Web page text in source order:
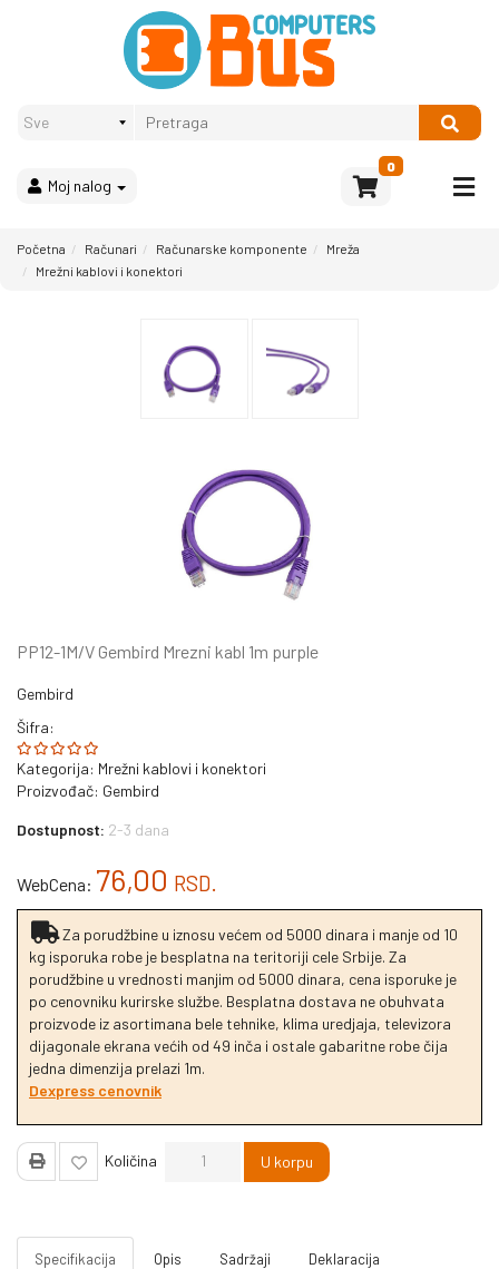
Moj nalog
0
Računari
Bela
kućni
Početna Računari Računarske komponente
Mreža
Mrežni kablovi i konektori
PP12-1M/V Gembird Mrezni kabl 1m purple
Gembird
Šifra:
Kategorija: Mrežni kablovi i konektori
Proizvođač: Gembird
Dostupnost: 2-3 dana
WebCena: 76,00 RSD.
Za porudžbine u iznosu većem od 5000 dinara i manje od 10
kg isporuka robe je besplatna na teritoriji cele Srbije. Za
porudžbine u vrednosti manjim od 5000 dinara, cena isporuke je
po cenovniku kurirske službe. Besplatna dostava ne obuhvata
proizvode iz asortimana bele tehnike, klima uredjaja, televizora
dijagonale ekrana većih od 49 inča i ostale gabaritne robe čija
jedna dimenzija prelazi 1m.
Dexpress cenovnik
Količina U korpu
Specifikacija Opis Sadržaji Deklaracija